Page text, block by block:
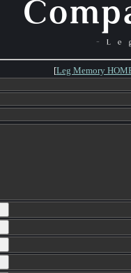
[Leg Memory